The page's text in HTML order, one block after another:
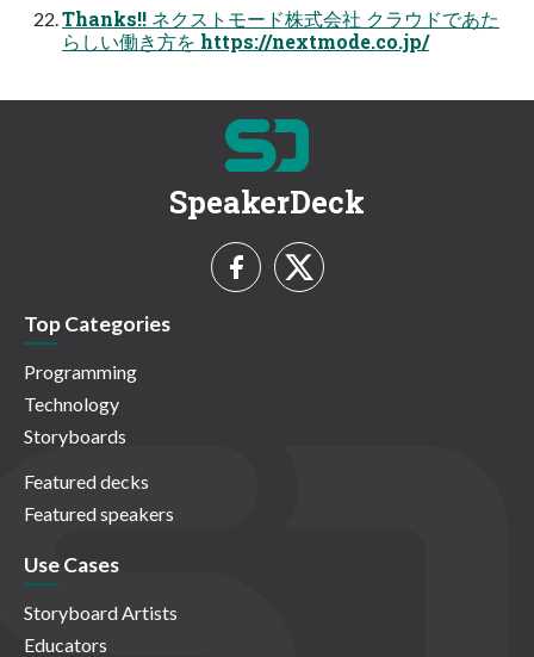
Thanks!! ネクストモード株式会社 クラウドであた
らしい働き方を https://nextmode.co.jp/
SpeakerDeck
Top Categories
Programming
Technology
Storyboards
Featured decks
Featured speakers
Use Cases
Storyboard Artists
Educators